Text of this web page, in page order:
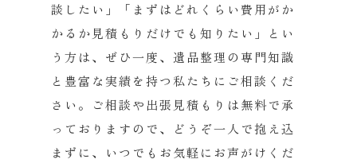
談したい」「まずはどれくらい費用がか
かるか見積もりだけでも知りたい」とい
う方は、ぜひ一度、遺品整理の専門知識
と豊富な実績を持つ私たちにご相談くだ
さい。ご相談や出張見積もりは無料で承
っておりますので、どうぞ一人で抱え込
まずに、いつでもお気軽にお声がけくだ